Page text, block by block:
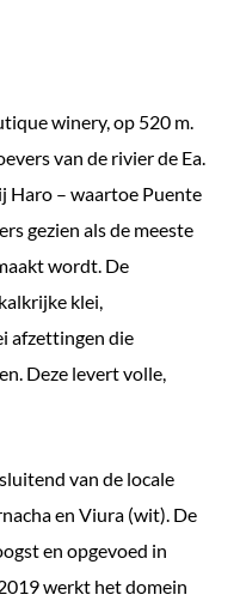
winery, op 520 m.
van de rivier de Ea.
Haro – waartoe Puente
gezien als de meeste
wordt. De
klei,
afzettingen die
Deze levert volle,
van de locale
en Viura (wit). De
en opgevoed in
werkt het domein